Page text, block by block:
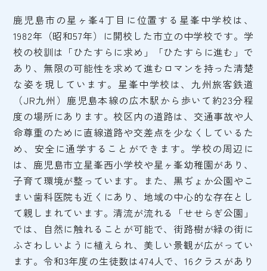
鹿児島市の星ヶ峯4丁目に位置する星峯中学校は、
1982年（昭和57年）に開校した市立の中学校です。学
校の校訓は「ひたすらに求め」「ひたすらに進む」で
あり、無限の可能性を求めて進むロマンを持った清楚
な姿を現しています。星峯中学校は、九州旅客鉄道
（JR九州）鹿児島本線の広木駅から歩いて約23分程
度の場所にあります。校区内の道路は、交通事故や人
命尊重のために直線道路や交差点を少なくしているた
め、安全に通学することができます。学校の周辺に
は、鹿児島市立星峯西小学校や星ヶ峯幼稚園があり、
子育て環境が整っています。また、黒ぢょか公園やこ
まい歯科医院も近くにあり、地域の中心的な存在とし
て親しまれています。清流が流れる「せせらぎ公園」
では、自然に触れることが可能で、街路樹が緑の街に
ふさわしいように植えられ、美しい景観が広がってい
ます。令和3年度の生徒数は474人で、16クラスがあり